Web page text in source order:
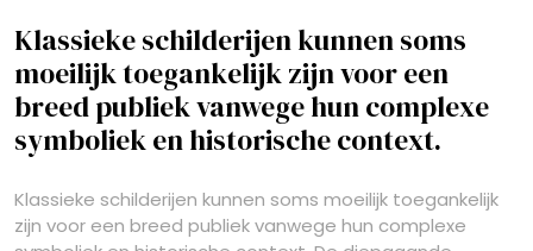
Klassieke schilderijen kunnen soms
moeilijk toegankelijk zijn voor een
breed publiek vanwege hun complexe
symboliek en historische context.
Klassieke schilderijen kunnen soms moeilijk toegankelijk
zijn voor een breed publiek vanwege hun complexe